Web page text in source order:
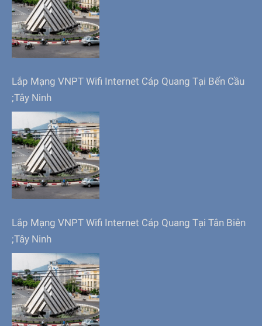
Lắp Mạng VNPT Wifi Internet Cáp Quang Tại Bến Cầu
;Tây Ninh
Lắp Mạng VNPT Wifi Internet Cáp Quang Tại Tân Biên
;Tây Ninh